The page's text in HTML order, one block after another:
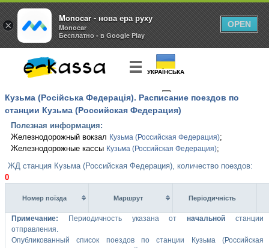
УКРАЇНСЬКА
КУПИТЬБИЛЕТ
Кузьма (Російська Федерація). Расписание поездов по
станции Кузьма (Российская Федерация)
Полезная информация:
Железнодорожный вокзал Кузьма (Российская Федерация);
Железнодорожные кассы Кузьма (Российская Федерация);
ЖД станция Кузьма (Российская Федерация), количество поездов:
0
Номер поїзда Маршрут Перiодичнiсть
Примечание: Периодичность указана отначальной станции
отправления.
Опубликованный список поездов по станции Кузьма (Российская
×
Monocar - нова ера руху
Monocar
Бесплатно - в Google Play
OPEN